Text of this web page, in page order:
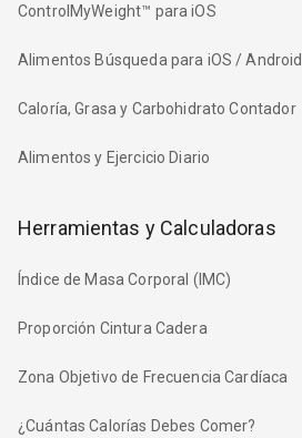
ControlMyWeight™ para iOS
Alimentos Búsqueda para iOS / Android
Caloría, Grasa y Carbohidrato Contador
Alimentos y Ejercicio Diario
Herramientas y Calculadoras
Índice de Masa Corporal (IMC)
Proporción Cintura Cadera
Zona Objetivo de Frecuencia Cardíaca
¿Cuántas Calorías Debes Comer?